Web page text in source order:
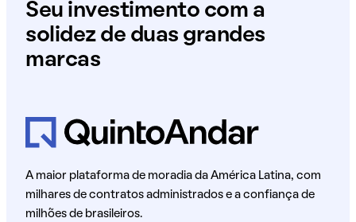
Seu investimento com a
solidez de duas grandes
marcas
A maior plataforma de moradia da América Latina, com
milhares de contratos administrados e a confiança de
milhões de brasileiros.